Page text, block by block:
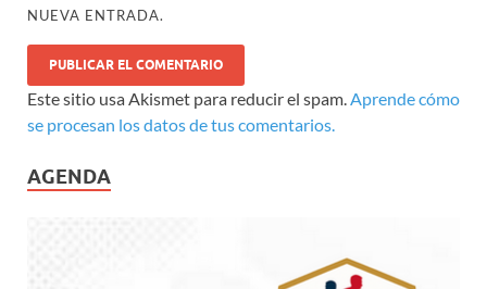
NUEVA ENTRADA.
Este sitio usa Akismet para reducir el spam.Aprende cómo
se procesan los datos de tus comentarios.
AGENDA